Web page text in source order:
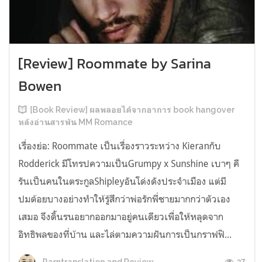
[Review] Roommate by Sarina
Bowen
[Book Review] ผลพลอยได้จากอาการ book hangover
หลังอ่านสารพัน MM Romance
เรื่องย่อ: Roommate เป็นเรื่องราวระหว่าง Kieranกับ
Rodderick มีโทรปความเป็นGrumpy x Sunshine เบาๆ คี
รันเป็นคนในตระกูลShipleyอันโด่งดังประจำเมือง แต่มี
ปมด้อยบางอย่างทำให้รู้สึกว่าพ่อรักพี่ชายมากกว่าตัวเอง
เสมอ จึงดิ้นรนอยากออกมาอยู่คนเดียวเพื่อให้หลุดจาก
อิทธิพลของที่บ้าน และไล่ตามความฝันการเป็นกราฟฟิ...